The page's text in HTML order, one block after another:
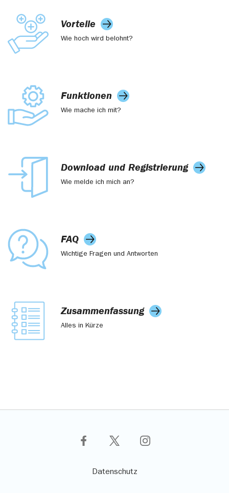
Vorteile
Wie hoch wird belohnt?
Funktionen
Wie mache ich mit?
Download und Registrierung
Wie melde ich mich an?
FAQ
Wichtige Fragen und Antworten
Zusammenfassung
Alles in Kürze
Datenschutz